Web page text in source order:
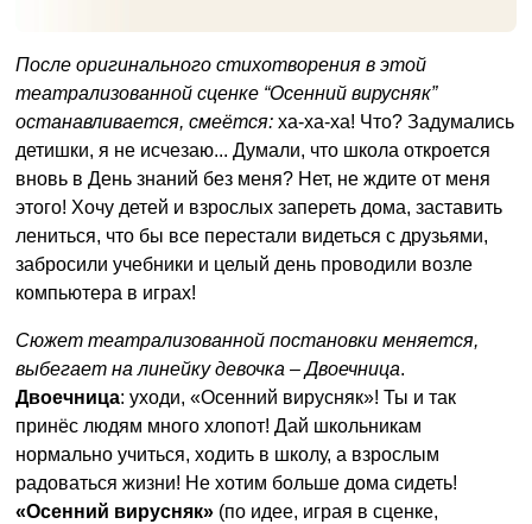
После оригинального стихотворения в этой
театрализованной сценке “Осенний вирусняк”
останавливается, смеётся: ха-ха-ха! Что? Задумались
детишки, я не исчезаю... Думали, что школа откроется
вновь в День знаний без меня? Нет, не ждите от меня
этого! Хочу детей и взрослых запереть дома, заставить
лениться, что бы все перестали видеться с друзьями,
забросили учебники и целый день проводили возле
компьютера в играх!
Сюжет театрализованной постановки меняется,
выбегает на линейку девочка – Двоечница.
Двоечница: уходи, «Осенний вирусняк»! Ты и так
принёс людям много хлопот! Дай школьникам
нормально учиться, ходить в школу, а взрослым
радоваться жизни! Не хотим больше дома сидеть!
«Осенний вирусняк» (по идее, играя в сценке,